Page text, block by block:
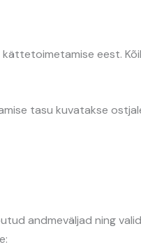
eest.
tasu kuvatakse
andmeväljad ning